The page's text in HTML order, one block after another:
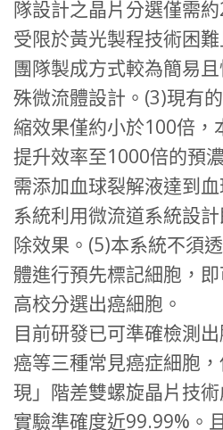
隊設計之晶片分選僅需
受限於黃光製程技術困
團隊製成方式較為簡易
殊微流體設計。(3)現有
縮效果僅約小於100倍，
提升效率至1000倍的預
需添加血球裂解液達到
系統利用微流道系統設
除效果。(5)本系統不須
體進行預先標記細胞，
高校分選出癌細胞。
目前研發已可準確檢測
癌等三種常見癌症細胞
現」階差雙螺旋晶片技
實驗準確度近99.99%。